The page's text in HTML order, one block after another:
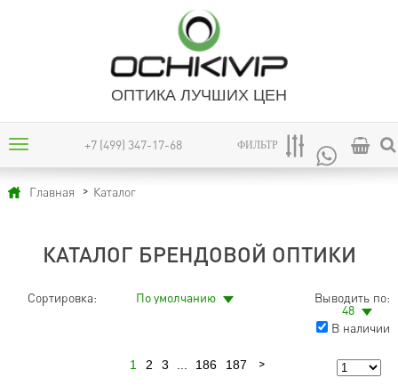
ОПТИКА ЛУЧШИХ ЦЕН
+7 (499) 347-17-68 ФИЛЬТР
Главная Каталог
КАТАЛОГ БРЕНДОВОЙ ОПТИКИ
Сортировка: По умолчанию
Выводить по:
48
В наличии
1 2 3 186 187